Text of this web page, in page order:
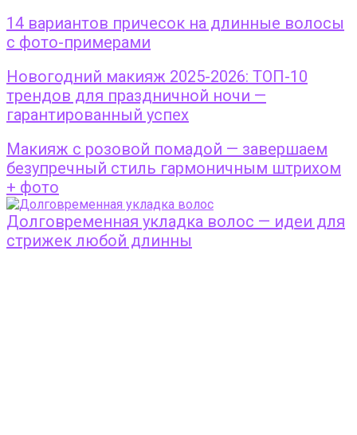
14 вариантов причесок на длинные волосы
с фото-примерами
Новогодний макияж 2025-2026: ТОП-10
трендов для праздничной ночи —
гарантированный успех
Макияж с розовой помадой — завершаем
безупречный стиль гармоничным штрихом
+ фото
Долговременная укладка волос — идеи для
стрижек любой длинны